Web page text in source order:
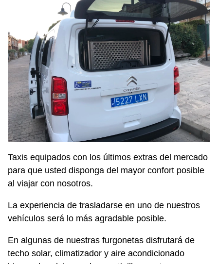
Taxis equipados con los últimos extras del mercado
para que usted disponga del mayor confort posible
al viajar con nosotros.
La experiencia de trasladarse en uno de nuestros
vehículos será lo más agradable posible.
En algunas de nuestras furgonetas disfrutará de
techo solar, climatizador y aire acondicionado